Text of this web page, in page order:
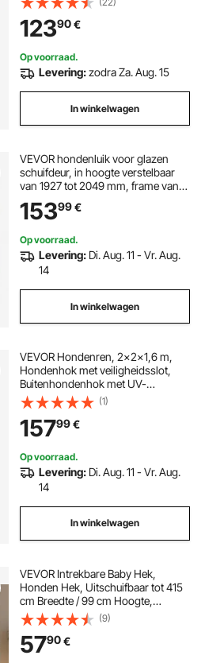
fietskoppeling, vlag, interne riem,
1320x715x750 mm
12390€
Op voorraad.
Levering:zodra Za. Aug. 15
In winkelwagen
VEVOR hondenluik voor glazen
schuifdeur, in hoogte verstelbaar
van 1927 tot 2049 mm, frame van
aluminiumlegering met klep,
afsluitbaar, voor grote honden, 180°
15399€
Op voorraad.
Levering: Di. Aug. 11 - Vr. Aug.
14
In winkelwagen
VEVOR Hondenren, 2x2x1,6 m,
Hondenhok met veiligheidsslot,
Buitenhondenhok met UV-
bestendige en waterdichte
dakbedekking, Robuuste
hondenren/verblijf voor grote
honden
(1)
15799€
Op voorraad.
Levering: Di. Aug. 11 - Vr. Aug.
14
In winkelwagen
VEVOR Intrekbare Baby Hek,
Honden Hek, Uitschuifbaar tot 415
cm Breedte / 99 cm Hoogte,
Huisdier Hek met Versterkte
Glasvezel Strips, Gaas
Beschermend Hek voor Patio's
Garages Zwart
(9)
5790€